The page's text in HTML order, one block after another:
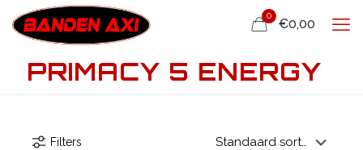
0
€0,00
PRIMACY 5 ENERGY
Filters